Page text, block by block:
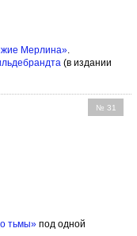
Мерлина».
(в издании
№ 31
тьмы» под одной